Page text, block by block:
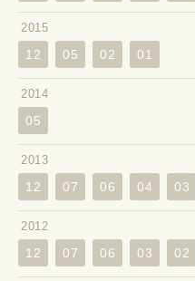
2015
12 05 02 01
2014
05
2013
12 07 06 04 03
2012
12 07 06 03 02